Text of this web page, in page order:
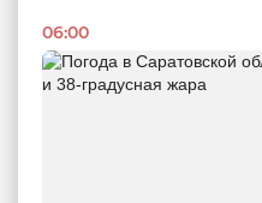
06:00